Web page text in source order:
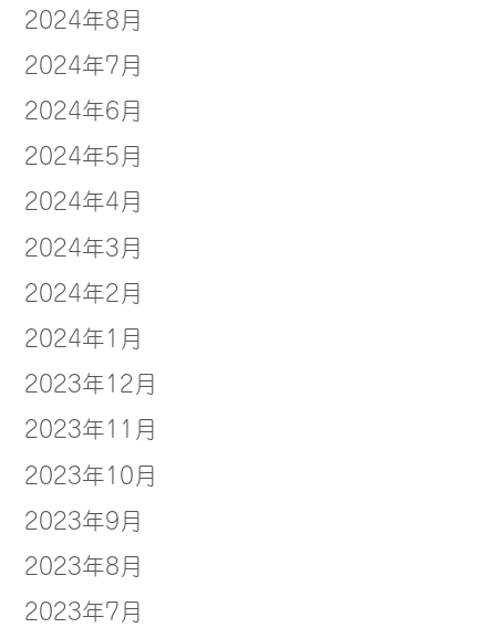
2024年8月
2024年7月
2024年6月
2024年5月
2024年4月
2024年3月
2024年2月
2024年1月
2023年12月
2023年11月
2023年10月
2023年9月
2023年8月
2023年7月